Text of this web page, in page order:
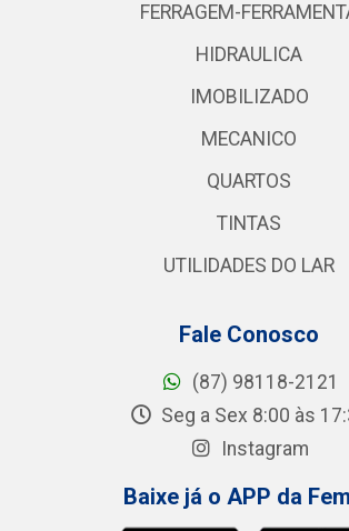
FERRAGEM-
HIDRAULICA
IMOBILIZADO
MECANICO
QUARTOS
TINTAS
UTILIDADES DO LAR
Fale Conosco
(87) 98118-2121
Seg a Sex 8:00 às
Instagram
Baixe já o APP da